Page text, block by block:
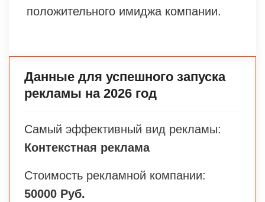
положительного имиджа компании.
Данные для успешного запуска
рекламы на 2026 год
Самый эффективный вид рекламы:
Контекстная реклама
Стоимость рекламной компании:
50000 Руб.